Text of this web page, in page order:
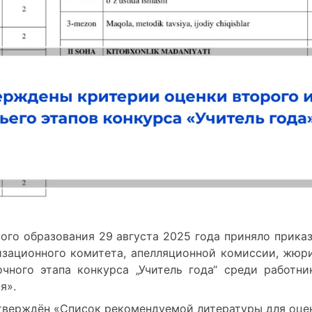
образования 29 августа 2025 года приняло
комитета, апелляционной комиссии,
этапа конкурса „Учитель года“ среди
«Список рекомендуемой литературы для